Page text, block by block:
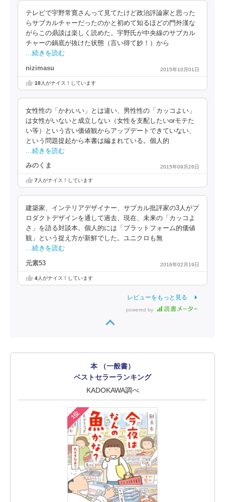
テレビで宇野常寛さんって見てたけど政治評論家と思った
らサブカルチャーだったのかと初めて知るほどの門外漢な
がらこの鼎談は楽しく読めた。宇野氏が中央線のサブカル
チャーの鍋底が抜けた状態（言い得て妙！）から
…続きを読む
nizimasu 2015年10月01日
10人がナイス！しています
女性性の「かわいい」とは違い、男性性の「カッコよい」
は女性がいないと成立しない（女性を支配したいorモテた
い等）という古い価値観からアップデートできていない、
という問題提起から本書は編まれている。個人的
…続きを読む
みのくま 2015年09月26日
7人がナイス！しています
建築家、インテリアデザイナー、サブカル批評家の3人がプ
ロダクトデザインを通して過去、現在、未来の「カッコよ
さ」を語る対談本。個人的には「プラットフォーム的価値
観」という捉え方が新鮮でした。ユニクロも無
…続きを読む
元素53 2016年02月19日
4人がナイス！しています
レビューをもっと見る
powered by
本 （一般書）
ベストセラーランキング
KADOKAWA調べ
1位